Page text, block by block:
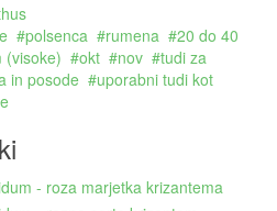
polsenca rumena
20 do 40
(visoke) okt nov
tudi za
in posode
uporabni tudi kot
- roza marjetka krizantema